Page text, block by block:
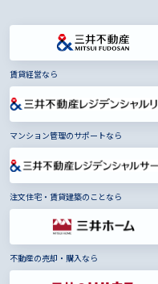
賃貸経営なら
マンション管理のサポートなら
注文住宅・賃貸建築のことなら
不動産の売却・購入なら